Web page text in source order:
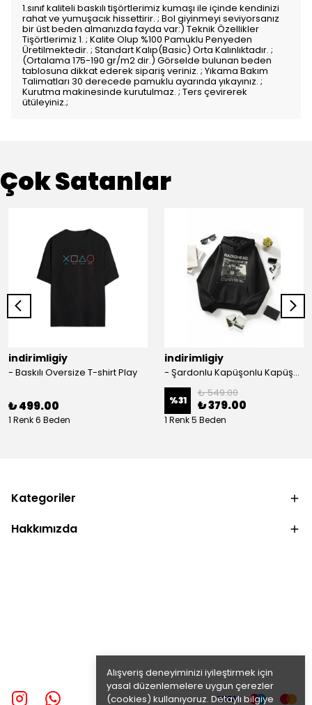
Alışveriş deneyiminizi iyileştirmek için
yasal düzenlemelere uygun çerezler
(cookies) kullanıyoruz. Detaylı bilgiye
1.sınıf kaliteli baskılı tişörtlerimiz kumaşı ile içinde kendinizi
rahat ve yumuşacık hissettirir. ; Bol giyinmeyi seviyorsanız
bir üst beden almanızda fayda var:) Teknik Özellikler
Tişörtlerimiz 1. ; Kalite Olup %100 Pamuklu Penyeden
Üretilmektedir. ; Standart Kalıp(Basic) Orta Kalınlıktadır. ;
(Ortalama 175-190 gr/m2 dir.) Görselde bulunan beden
tablosuna dikkat ederek sipariş veriniz. ; Yıkama Bakım
Talimatları 30 derecede pamuklu ayarında yıkayınız. ;
Kurutma makinesinde kurutulmaz. ; Ters çevirerek
ütüleyiniz.;
Çok Satanlar
indirimligiy
- Baskılı Oversize T-shirt Play
₺ 499.00
1 Renk 6 Beden
indirimligiy
- Şardonlu Kapüşonlu Kapüşonlu Kanguru Cep Oversize Lastik Paça Sweatshirt Takimi
%31
₺ 549.00
₺ 379.00
1 Renk 5 Beden
Kategoriler
Hakkımızda